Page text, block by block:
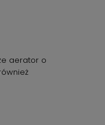
aerator o